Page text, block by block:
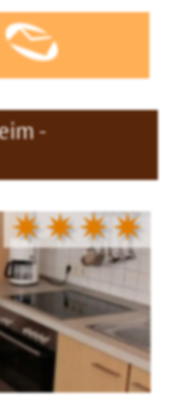
-
✷✷✷✷